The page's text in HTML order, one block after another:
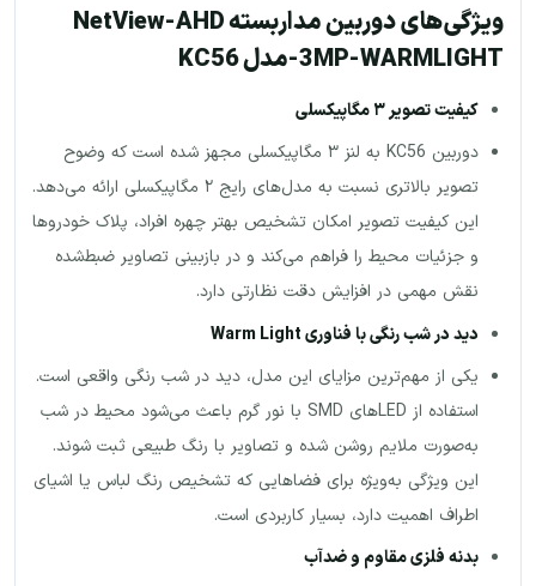
ویژگی‌های دوربین مداربسته NetView-AHD
3MP-WARMLIGHT-مدل KC56
کیفیت تصویر۳مگاپیکسلی
دوربین KC56 به لنز ۳ مگاپیکسلی مجهز شده است که وضوح
تصویر بالاتری نسبت به مدل‌های رایج ۲ مگاپیکسلی ارائه می‌دهد.
این کیفیت تصویر امکان تشخیص بهتر چهره افراد، پلاک خودروها
و جزئیات محیط را فراهم می‌کند و در بازبینی تصاویر ضبط‌شده
نقش مهمی در افزایش دقت نظارتی دارد.
دید در شب رنگی با فناوری
یکی از مهم‌ترین مزایای این مدل، دید در شب رنگی واقعی است.
استفاده از LEDهای SMD با نور گرم باعث می‌شود محیط در شب
به‌صورت ملایم روشن شده و تصاویر با رنگ طبیعی ثبت شوند.
این ویژگی به‌ویژه برای فضاهایی که تشخیص رنگ لباس یا اشیای
اطراف اهمیت دارد، بسیار کاربردی است.
بدنه فلزی مقاوم و ضدآب